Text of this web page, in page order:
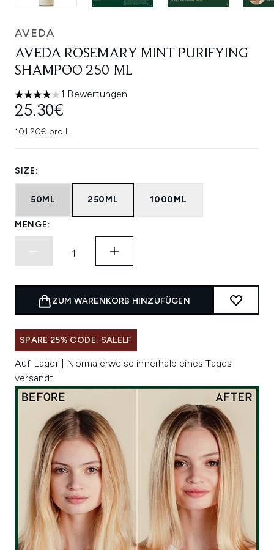
AVEDA
AVEDA ROSEMARY MINT PURIFYING
SHAMPOO 250 ML
4 stars out of a maximum of 5
1 Bewertungen
25.30€
101.20€ pro L
SIZE:
50ML 250ML 1000ML
MENGE:
ZUM WARENKORB HINZUFÜGEN
SPARE 25% CODE: SALELF
Auf Lager | Normalerweise innerhalb eines Tages
versandt